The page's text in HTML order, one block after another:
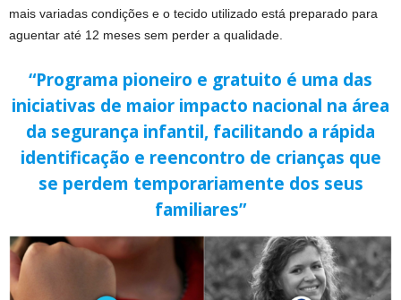
mais variadas condições e o tecido utilizado está preparado para
aguentar até 12 meses sem perder a qualidade.
“Programa pioneiro e gratuito é uma das
iniciativas de maior impacto nacional na área
da segurança infantil, facilitando a rápida
identificação e reencontro de crianças que
se perdem temporariamente dos seus
familiares”